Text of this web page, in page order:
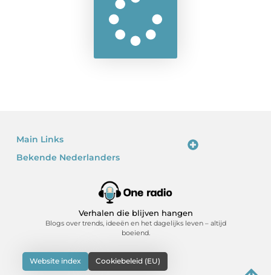
Main Links
Bekende Nederlanders
Verhalen die blijven hangen
Blogs over trends, ideeën en het dagelijks leven – altijd
boeiend.
Website index Cookiebeleid (EU)